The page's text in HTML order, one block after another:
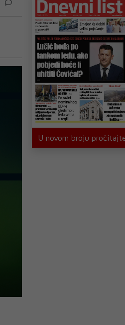
U novom broju